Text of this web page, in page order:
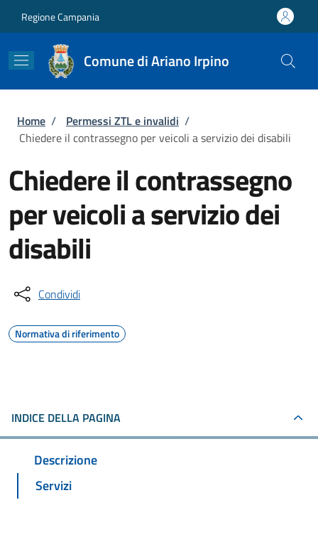
Regione Campania
Comune di Ariano Irpino
Briciole di pane
Home / Permessi ZTL e invalidi /
Chiedere il contrassegno per veicoli a servizio dei disabili
Chiedere il contrassegno
per veicoli a servizio dei
disabili
Condividi
Normativa di riferimento
INDICE DELLA PAGINA
Descrizione
Servizi